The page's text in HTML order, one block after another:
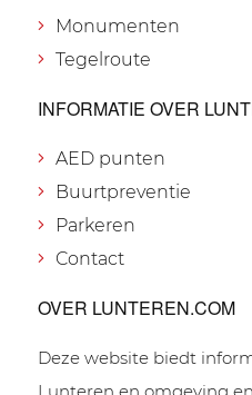
Monumenten
Tegelroute
INFORMATIE OVER
AED punten
Buurtpreventie
Parkeren
Contact
OVER LUNTEREN.COM
Deze website biedt